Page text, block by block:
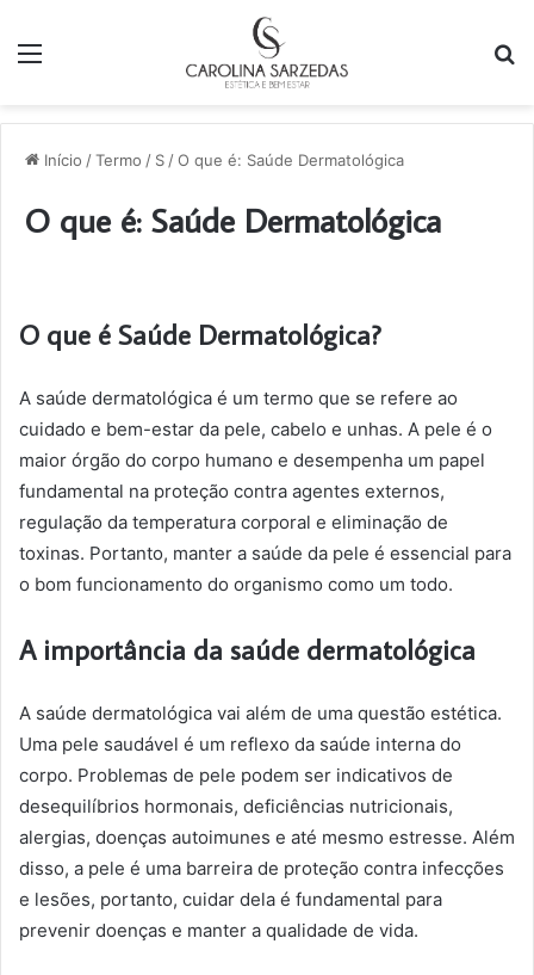
Início /Termo / S /O que é: Saúde Dermatológica
O que é: Saúde Dermatológica
O que é Saúde Dermatológica?
A saúde dermatológica é um termo que se refere ao
cuidado e bem-estar da pele, cabelo e unhas. A pele é o
maior órgão do corpo humano e desempenha um papel
fundamental na proteção contra agentes externos,
regulação da temperatura corporal e eliminação de
toxinas. Portanto, manter a saúde da pele é essencial para
o bom funcionamento do organismo como um todo.
A importância da saúde dermatológica
A saúde dermatológica vai além de uma questão estética.
Uma pele saudável é um reflexo da saúde interna do
corpo. Problemas de pele podem ser indicativos de
desequilíbrios hormonais, deficiências nutricionais,
alergias, doenças autoimunes e até mesmo estresse. Além
disso, a pele é uma barreira de proteção contra infecções
e lesões, portanto, cuidar dela é fundamental para
prevenir doenças e manter a qualidade de vida.